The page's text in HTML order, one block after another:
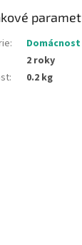
:
Domácnost
2 roky
: 0.2 kg